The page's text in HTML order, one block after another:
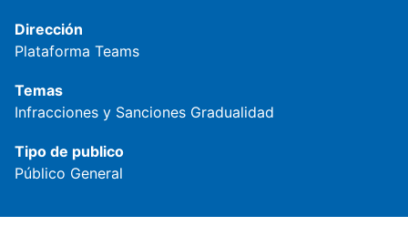
Dirección
Plataforma Teams
Temas
Infracciones y Sanciones Gradualidad
Tipo de publico
Público General